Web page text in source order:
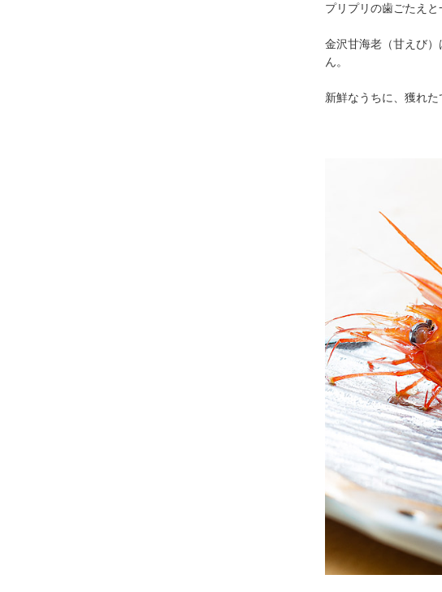
プリプリの歯ごたえ
金沢甘海老（甘えび
ん。
新鮮なうちに、獲れた